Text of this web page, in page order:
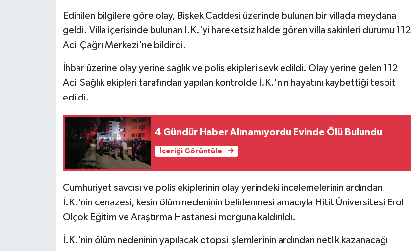
Edinilen bilgilere göre olay, Bişkek Caddesi üzerinde bulunan bir villada meydana
geldi. Villa içerisinde bulunan İ.K.'yi hareketsiz halde gören villa sakinleri durumu 112
Acil Çağrı Merkezi'ne bildirdi.
İhbar üzerine olay yerine sağlık ve polis ekipleri sevk edildi. Olay yerine gelen 112
Acil Sağlık ekipleri tarafından yapılan kontrolde İ.K.'nin hayatını kaybettiği tespit
edildi.
4 Gündür Haber Alınamıyordu Evinde Ölü Bulundu
İçeriği Görüntüle
Cumhuriyet savcısı ve polis ekiplerinin olay yerindeki incelemelerinin ardından
İ.K.'nin cenazesi, kesin ölüm nedeninin belirlenmesi amacıyla Hitit Üniversitesi Erol
Olçok Eğitim ve Araştırma Hastanesi morguna kaldırıldı.
İ.K.'nin ölüm nedeninin yapılacak otopsi işlemlerinin ardından netlik kazanacağı